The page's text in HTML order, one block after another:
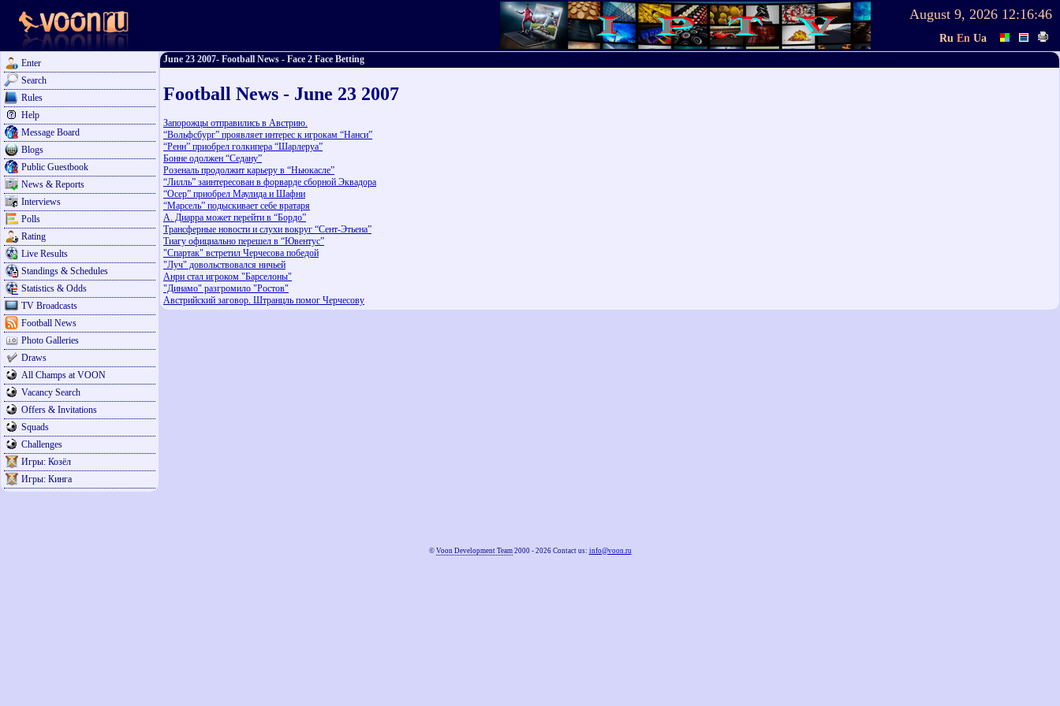
August 9, 2026 12:16:46
Ru En Ua
Enter
Search
Rules
Help
Message Board
Blogs
Public Guestbook
News & Reports
Interviews
Polls
Rating
Live Results
Standings & Schedules
Statistics & Odds
TV Broadcasts
Football News
Photo Galleries
Draws
All Champs at VOON
Vacancy Search
Offers & Invitations
Squads
Challenges
Игры: Козёл
Игры: Кинга
June 23 2007- Football News - Face 2 Face Betting
Football News - June 23 2007
Запорожцы отправились в Австрию.
“Вольфсбург” проявляет интерес к игрокам “Нанси”
“Ренн” приобрел голкипера “Шарлеруа”
Бонне одолжен “Седану”
Розеналь продолжит карьеру в “Ньюкасле”
“Лилль” заинтересован в форварде сборной Эквадора
“Осер” приобрел Маулида и Шафни
“Марсель” подыскивает себе вратаря
А. Диарра может перейти в “Бордо”
Трансферные новости и слухи вокруг “Сент-Этьена”
Тиагу официально перешел в “Ювентус”
"Спартак" встретил Черчесова победой
"Луч" довольствовался ничьей
Анри стал игроком "Барселоны"
"Динамо" разгромило "Ростов"
Австрийский заговор. Штранцль помог Черчесову
© Voon Development Team2000 - 2026 Contact us: info@voon.ru